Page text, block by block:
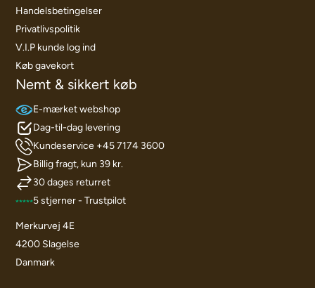
Handelsbetingelser
Privatlivspolitik
V.I.P kunde log ind
Køb gavekort
Nemt & sikkert køb
E-mærket webshop
Dag-til-dag levering
Kundeservice +45 7174 3600
Billig fragt, kun 39 kr.
30 dages returret
5 stjerner - Trustpilot
Merkurvej 4E
4200 Slagelse
Danmark